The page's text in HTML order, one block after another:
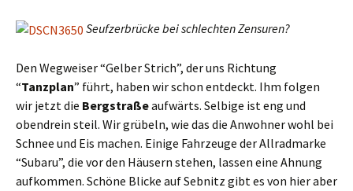
Seufzerbrücke bei schlechten Zensuren?
Den Wegweiser “Gelber Strich”, der uns Richtung
“Tanzplan” führt, haben wir schon entdeckt. Ihm folgen
wir jetzt die Bergstraßeaufwärts. Selbige ist eng und
obendrein steil. Wir grübeln, wie das die Anwohner wohl bei
Schnee und Eis machen. Einige Fahrzeuge der Allradmarke
“Subaru”, die vor den Häusern stehen, lassen eine Ahnung
aufkommen. Schöne Blicke auf Sebnitz gibt es von hier aber